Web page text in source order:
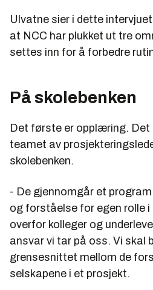
Ulvatne sier i dette
at NCC har plukket ut tre
settes inn for å forbedre
På skolebenken
Det første er opplæring. Det
teamet av
skolebenken.
- De gjennomgår et
og forståelse for egen rolle
overfor kolleger og
ansvar vi tar på oss. Vi skal
grensesnittet mellom de
selskapene i et prosjekt.